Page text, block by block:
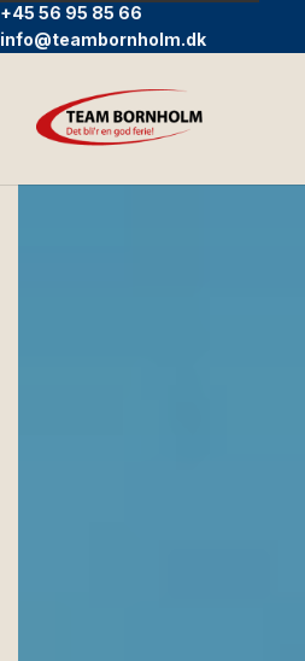
+45 56 95 85 66
info@teambornholm.dk